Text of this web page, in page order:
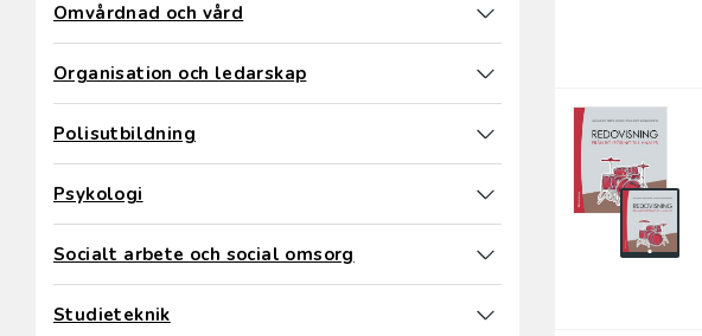
Omvårdnad och vård
Organisation och ledarskap
Polisutbildning
Psykologi
Socialt arbete och social omsorg
Studieteknik